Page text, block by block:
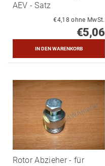
AEV - Satz
€4,18 ohne MwSt.
€5,06
Rotor Abzieher - für